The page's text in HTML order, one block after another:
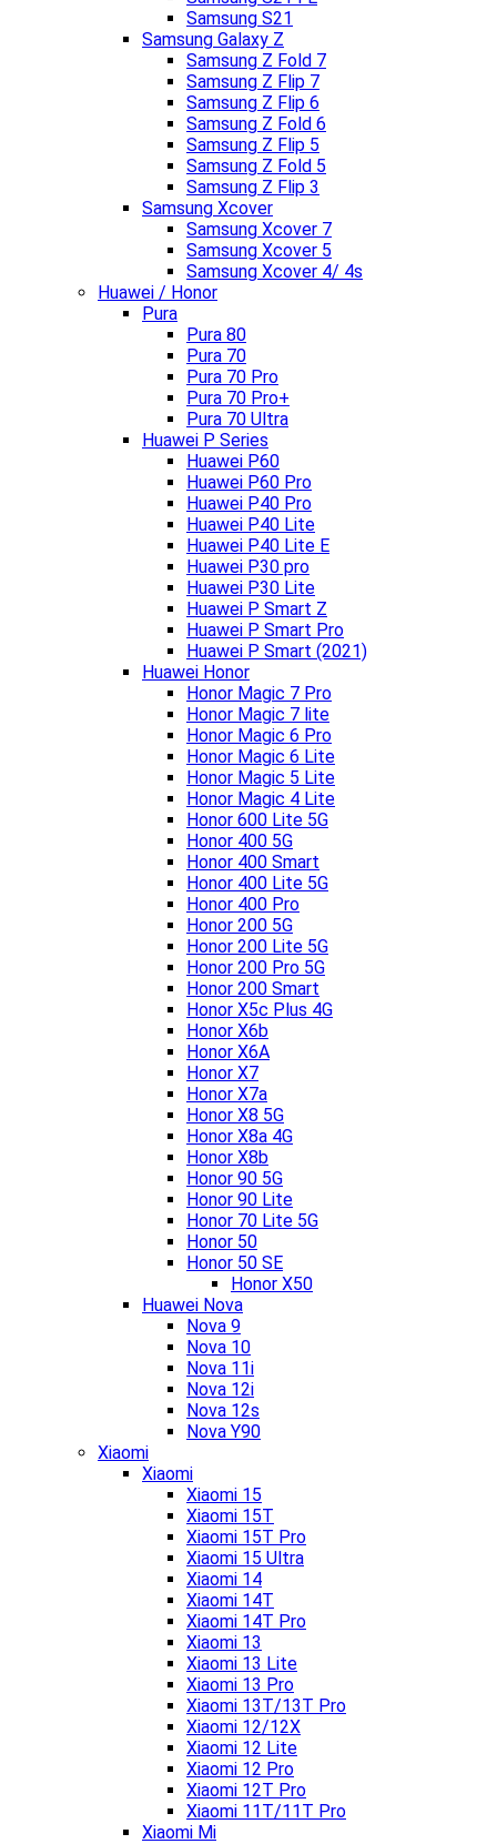
Samsung S21
Samsung Galaxy Z
Samsung Z Fold 7
Samsung Z Flip 7
Samsung Z Flip 6
Samsung Z Fold 6
Samsung Z Flip 5
Samsung Z Fold 5
Samsung Z Flip 3
Samsung Xcover
Samsung Xcover 7
Samsung Xcover 5
Samsung Xcover 4/ 4s
Huawei / Honor
Pura
Pura 80
Pura 70
Pura 70 Pro
Pura 70 Pro+
Pura 70 Ultra
Huawei P Series
Huawei P60
Huawei P60 Pro
Huawei P40 Pro
Huawei P40 Lite
Huawei P40 Lite E
Huawei P30 pro
Huawei P30 Lite
Huawei P Smart Z
Huawei P Smart Pro
Huawei P Smart (2021)
Huawei Honor
Honor Magic 7 Pro
Honor Magic 7 lite
Honor Magic 6 Pro
Honor Magic 6 Lite
Honor Magic 5 Lite
Honor Magic 4 Lite
Honor 600 Lite 5G
Honor 400 5G
Honor 400 Smart
Honor 400 Lite 5G
Honor 400 Pro
Honor 200 5G
Honor 200 Lite 5G
Honor 200 Pro 5G
Honor 200 Smart
Honor X5c Plus 4G
Honor X6b
Honor X6A
Honor X7
Honor X7a
Honor X8 5G
Honor X8a 4G
Honor X8b
Honor 90 5G
Honor 90 Lite
Honor 70 Lite 5G
Honor 50
Honor 50 SE
Honor X50
Huawei Nova
Nova 9
Nova 10
Nova 11i
Nova 12i
Nova 12s
Nova Y90
Xiaomi
Xiaomi
Xiaomi 15
Xiaomi 15T
Xiaomi 15T Pro
Xiaomi 15 Ultra
Xiaomi 14
Xiaomi 14T
Xiaomi 14T Pro
Xiaomi 13
Xiaomi 13 Lite
Xiaomi 13 Pro
Xiaomi 13T/13T Pro
Xiaomi 12/12X
Xiaomi 12 Lite
Xiaomi 12 Pro
Xiaomi 12T Pro
Xiaomi 11T/11T Pro
Xiaomi Mi